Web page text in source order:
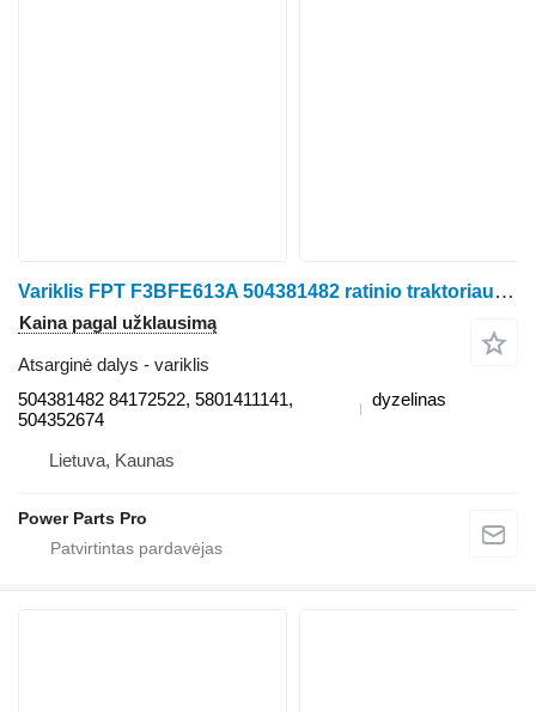
Variklis FPT F3BFE613A 504381482 ratinio traktoriaus Case IH QUADTRAC 500
Kaina pagal užklausimą
Atsarginė dalys - variklis
504381482 84172522, 5801411141,
504352674
dyzelinas
Lietuva, Kaunas
Power Parts Pro